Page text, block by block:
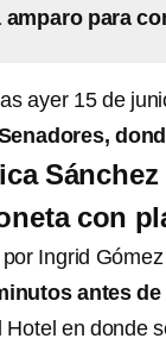
amparo para
ayer 15 de
con
Ingrid
antes
en donde